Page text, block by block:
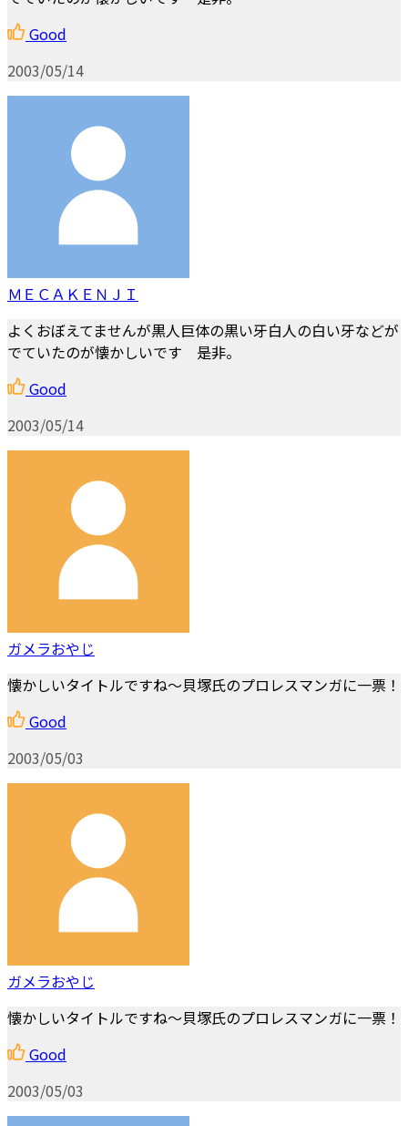
Good
2003/05/14
ＭＥＣＡＫＥＮＪＩ
よくおぼえてませんが黒人巨体の黒い牙白人の白い牙などが
でていたのが懐かしいです 是非。
Good
2003/05/14
ガメラおやじ
懐かしいタイトルですね～貝塚氏のプロレスマンガに一票！
Good
2003/05/03
ガメラおやじ
懐かしいタイトルですね～貝塚氏のプロレスマンガに一票！
Good
2003/05/03